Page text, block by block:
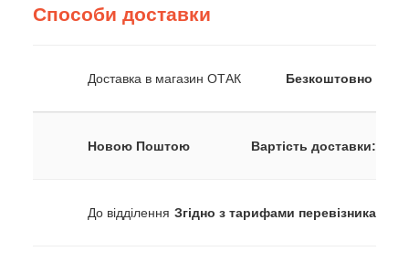
Способи доставки
Доставка в магазин ОТАК Безкоштовно
Новою Поштою Вартість доставки:
До відділення Згідно з тарифами перевізника